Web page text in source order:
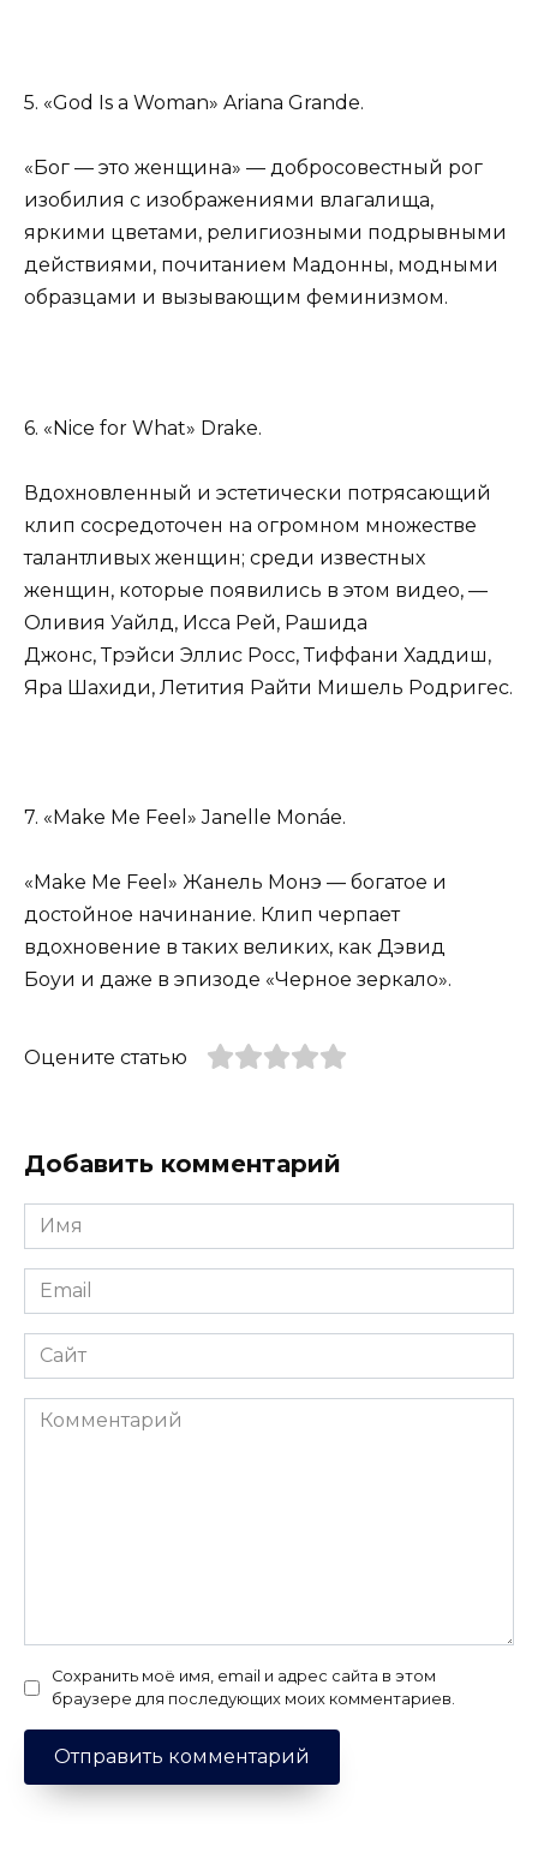
5. «God Is a Woman» Ariana Grande.
«Бог — это женщина» — добросовестный рог
изобилия с изображениями влагалища,
яркими цветами, религиозными подрывными
действиями, почитанием Мадонны, модными
образцами и вызывающим феминизмом.
6. «Nice for What» Drake.
Вдохновленный и эстетически потрясающий
клип сосредоточен на огромном множестве
талантливых женщин; среди известных
женщин, которые появились в этом видео, —
Оливия Уайлд, Исса Рей, Рашида
Джонс, Трэйси Эллис Росс, Тиффани Хаддиш,
Яра Шахиди, Летития Райти Мишель Родригес.
7. «Make Me Feel» Janelle Monáe.
«Make Me Feel» Жанель Монэ — богатое и
достойное начинание. Клип черпает
вдохновение в таких великих, как Дэвид
Боуи и даже в эпизоде ​​«Черное зеркало».
Оцените статью
Добавить комментарий
Имя
*
Email
*
Сайт
Комментарий
Сохранить моё имя, email и адрес сайта в этом
браузере для последующих моих комментариев.